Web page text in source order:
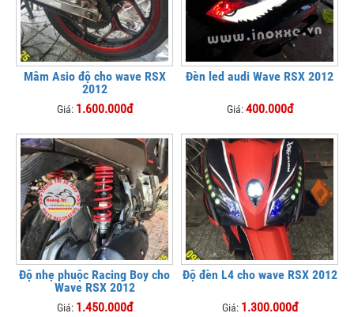
Mâm Asio độ cho wave RSX
2012
Giá: 1.600.000đ
Đèn led audi Wave RSX 2012
Giá:400.000đ
Độ nhẹ phuộc Racing Boy cho
Wave RSX 2012
Giá: 1.450.000đ
Độ đèn L4 cho wave RSX 2012
Giá: 1.300.000đ